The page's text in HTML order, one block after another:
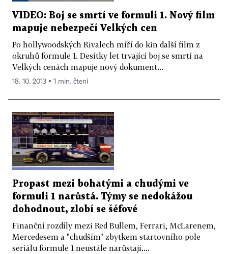
VIDEO: Boj se smrtí ve formuli 1. Nový film
mapuje nebezpečí Velkých cen
Po hollywoodských Rivalech míří do kin další film z
okruhů formule 1. Desítky let trvající boj se smrtí na
Velkých cenách mapuje nový dokument...
18. 10. 2013 ▪ 1 min. čtení
Propast mezi bohatými a chudými ve
formuli 1 narůstá. Týmy se nedokážou
dohodnout, zlobí se šéfové
Finanční rozdíly mezi Red Bullem, Ferrari, McLarenem,
Mercedesem a "chudším" zbytkem startovního pole
seriálu formule 1 neustále narůstají....